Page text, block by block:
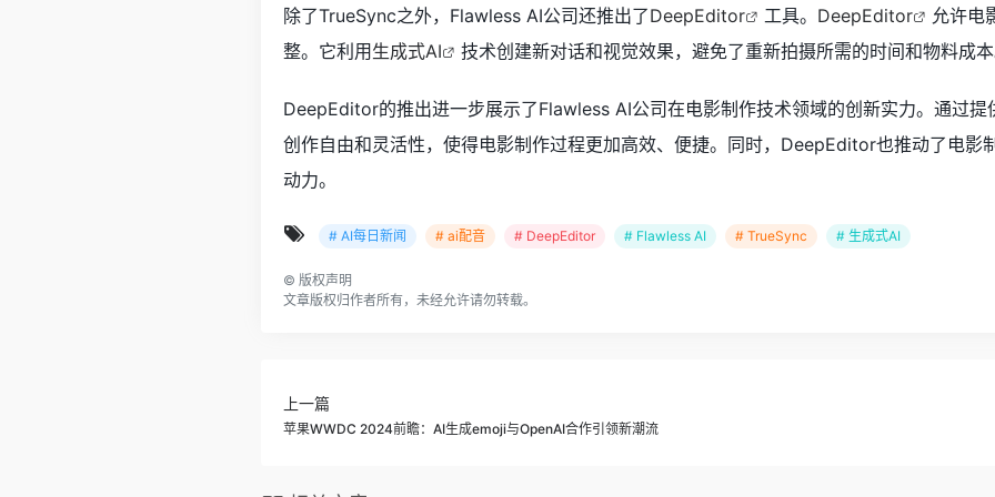
除了TrueSync之外，Flawless AI公司还推出了DeepEditor 工具。 DeepEditor
允许电
整。它利用 生成式AI 技术创建新对话和视觉效果，避免了重新拍摄所需的时间和物料成
DeepEditor的推出进一步展示了Flawless AI公司在电影制作技术领域的创新实力。通过
创作自由和灵活性，使得电影制作过程更加高效、便捷。同时，DeepEditor也推动了电
动力。
# AI每日新闻 # ai配音 # DeepEditor # Flawless AI # TrueSync # 生成式AI
© 版权声明
文章版权归作者所有，未经允许请勿转载。
上一篇
苹果WWDC 2024前瞻：AI生成emoji与OpenAI合作引领新潮流